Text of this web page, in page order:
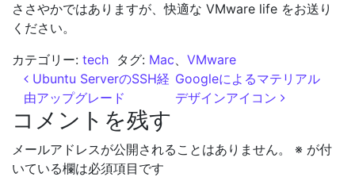
ささやかではありますが、快適な VMware life をお送り
ください。
カテゴリー: tech タグ: Mac、 VMware
投稿ナビゲーション
Ubuntu ServerのSSH経
由アップグレード
Googleによるマテリアル
デザインアイコン
コメントを残す
メールアドレスが公開されることはありません。 ※ が付
いている欄は必須項目です